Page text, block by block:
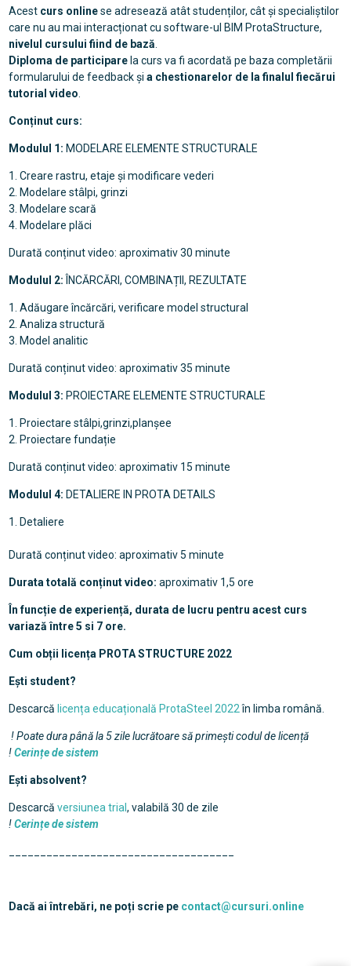
Acest curs onlinese adresează atât studenților, cât și specialiștilor
care nu au mai interacționat cu software-ul BIM ProtaStructure,
nivelul cursului fiind de bază
Diploma de participarela curs va fi acordată pe baza completării
formularului de feedback și a chestionarelor de la finalul fiecărui
tutorial video
Conținut curs:
Modulul 1: MODELARE ELEMENTE STRUCTURALE
1. Creare rastru, etaje și modificare vederi
2. Modelare stâlpi, grinzi
3. Modelare scară
4. Modelare plăci
Durată conținut video: aproximativ 30 minute
Modulul 2: ÎNCĂRCĂRI, COMBINAȚII, REZULTATE
1. Adăugare încărcări, verificare model structural
2. Analiza structură
3. Model analitic
Durată conținut video: aproximativ 35 minute
Modulul 3: PROIECTARE ELEMENTE STRUCTURALE
1. Proiectare stâlpi,grinzi,planșee
2. Proiectare fundație
Durată conținut video: aproximativ 15 minute
Modulul 4: DETALIERE IN PROTA DETAILS
1. Detaliere
Durată conținut video: aproximativ 5 minute
Durata totală conținut video: aproximativ 1,5 ore
În funcție de experiență, durata de lucru pentru acest curs
variază între 5 si 7 ore.
Cum obții licența PROTA STRUCTURE 2022
Ești student?
Descarcă licența educațională ProtaSteel 2022în limba română.
! Poate dura până la 5 zile lucrătoare să primești codul de licență
!Cerințe de sistem
Ești absolvent?
Descarcă versiunea trial , valabilă 30 de zile
!Cerințe de sistem
Dacă ai întrebări, ne poți scrie pe contact@cursuri.online